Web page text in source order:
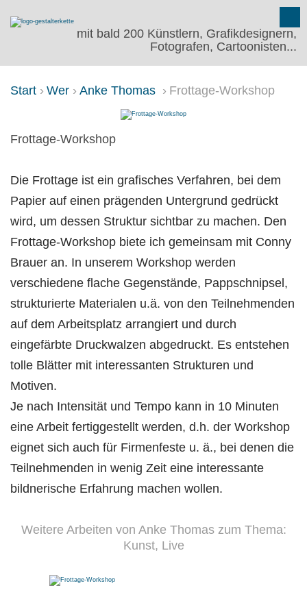
mit bald 200 Künstlern, Grafikdesignern,
Fotografen, Cartoonisten...
Start Wer Anke Thomas Frottage-Workshop
FROTTAGE-WORKSHOP
Frottage-Workshop
Die Frottage ist ein grafisches Verfahren, bei dem
Papier auf einen prägenden Untergrund gedrückt
wird, um dessen Struktur sichtbar zu machen. Den
Frottage-Workshop biete ich gemeinsam mit Conny
Brauer an. In unserem Workshop werden
verschiedene flache Gegenstände, Pappschnipsel,
strukturierte Materialen u.ä. von den Teil­nehmenden
auf dem Arbeitsplatz arrangiert und durch
eingefärbte Druckwalzen abgedruckt. Es entstehen
tolle Blätter mit interessanten Strukturen und
Motiven.
Je nach Intensität und Tempo kann in 10 Minuten
eine Arbeit fertiggestellt werden, d.h. der Workshop
eignet sich auch für Firmenfeste u. ä., bei denen die
Teilnehmenden in wenig Zeit eine interessante
bildnerische Erfahrung machen wollen.
Weitere Arbeiten von Anke Thomas zum Thema:
Kunst, Live